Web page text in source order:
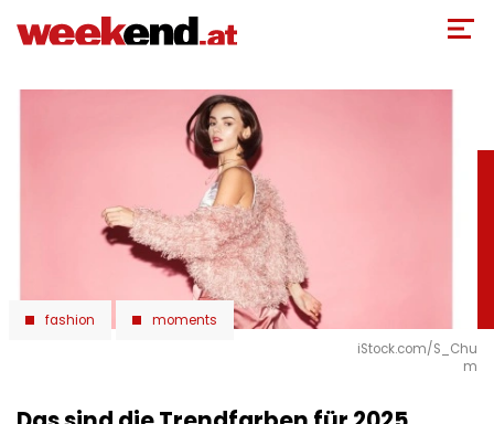
zum
fashion
moments
iStock.com/S_Chu
m